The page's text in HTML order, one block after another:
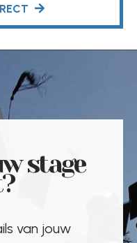
stage
van jouw